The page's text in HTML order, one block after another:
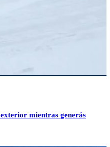
mientras generás